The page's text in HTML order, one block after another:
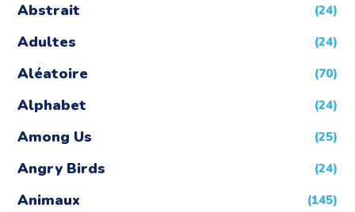
Abstrait (24)
Adultes (24)
Aléatoire (70)
Alphabet (24)
Among Us (25)
Angry Birds (24)
Animaux (145)